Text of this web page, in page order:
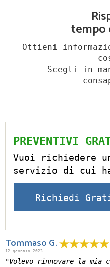
tempo
Ottieni
Scegli in
PREVENTIVI
Vuoi richiedere
servizio di cui
Richiedi
Tommaso G.
12 gennaio 2023
"Volevo rinnovare la